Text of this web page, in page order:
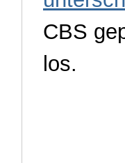
CBS
los.